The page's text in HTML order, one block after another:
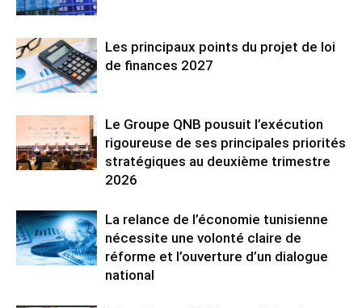
Les principaux points du projet de loi
de finances 2027
Le Groupe QNB pousuit l’exécution
rigoureuse de ses principales priorités
stratégiques au deuxième trimestre
2026
La relance de l’économie tunisienne
nécessite une volonté claire de
réforme et l’ouverture d’un dialogue
national